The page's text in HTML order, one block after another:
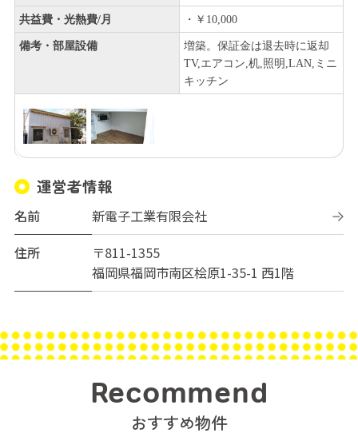
共益費・光熱費/月 ・￥10,000
備考・部屋設備
増築。保証金は退去時に返却
TV,エアコン,机,照明,LAN,ミニ
キッチン
運営者情報
名前
新電子工業有限会社
住所
〒811-1355
福岡県福岡市南区桧原1-35-1 西1階
Recommend
おすすめ物件